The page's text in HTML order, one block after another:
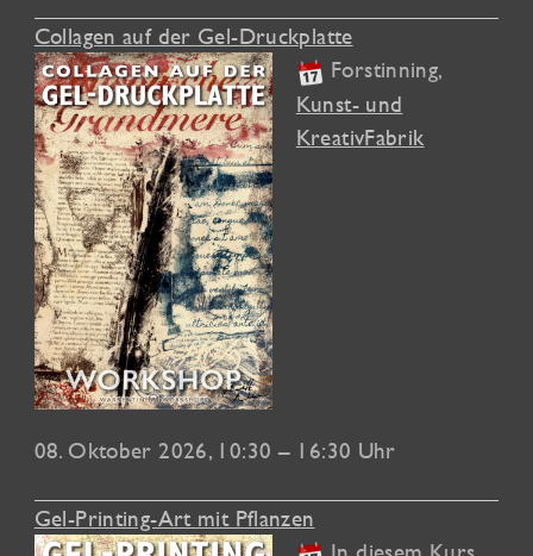
Collagen auf der Gel-Druckplatte
Forstinning,
Kunst- und
KreativFabrik
08. Oktober 2026, 10:30 – 16:30 Uhr
Gel-Printing-Art mit Pflanzen